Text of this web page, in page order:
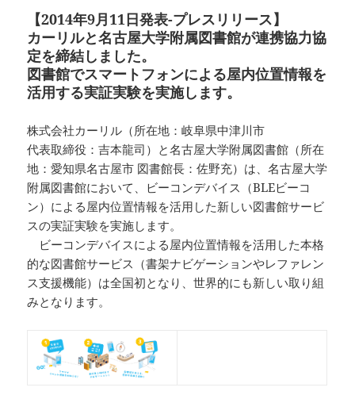
【2014年9月11日発表-プレスリリース】
カーリルと名古屋大学附属図書館が連携協力協
定を締結しました。
図書館でスマートフォンによる屋内位置情報を
活用する実証実験を実施します。
株式会社カーリル（所在地：岐阜県中津川市
代表取締役：吉本龍司）と名古屋大学附属図書館（所在
地：愛知県名古屋市 図書館長：佐野充）は、名古屋大学
附属図書館において、ビーコンデバイス（BLEビーコ
ン）による屋内位置情報を活用した新しい図書館サービ
スの実証実験を実施します。
ビーコンデバイスによる屋内位置情報を活用した本格
的な図書館サービス（書架ナビゲーションやレファレン
ス支援機能）は全国初となり、世界的にも新しい取り組
みとなります。